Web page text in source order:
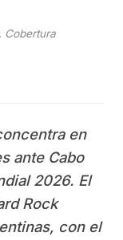
Cobertura
en
ante Cabo
2026. El
Rock
con el